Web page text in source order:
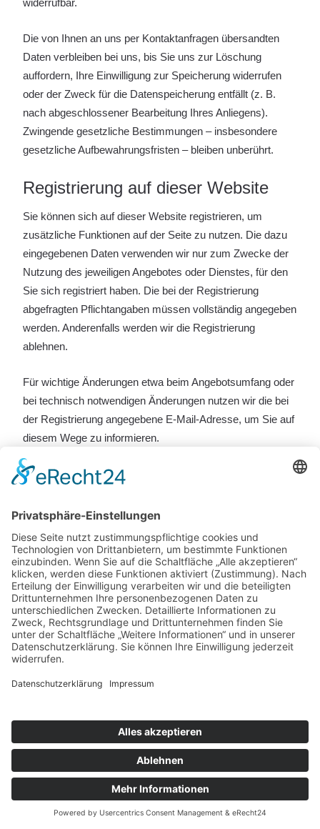
Die von Ihnen an uns per Kontaktanfragen übersandten
Daten verbleiben bei uns, bis Sie uns zur Löschung
auffordern, Ihre Einwilligung zur Speicherung widerrufen
oder der Zweck für die Datenspeicherung entfällt (z. B.
nach abgeschlossener Bearbeitung Ihres Anliegens).
Zwingende gesetzliche Bestimmungen – insbesondere
gesetzliche Aufbewahrungsfristen – bleiben unberührt.
Registrierung auf dieser Website
Sie können sich auf dieser Website registrieren, um
zusätzliche Funktionen auf der Seite zu nutzen. Die dazu
eingegebenen Daten verwenden wir nur zum Zwecke der
Nutzung des jeweiligen Angebotes oder Dienstes, für den
Sie sich registriert haben. Die bei der Registrierung
abgefragten Pflichtangaben müssen vollständig angegeben
werden. Anderenfalls werden wir die Registrierung
ablehnen.
Für wichtige Änderungen etwa beim Angebotsumfang oder
bei technisch notwendigen Änderungen nutzen wir die bei
der Registrierung angegebene E-Mail-Adresse, um Sie auf
diesem Wege zu informieren.
Die Verarbeitung der bei der Registrierung eingegebenen
Registrierung begründeten Nutzungsverhältnisses und ggf.
DSGVO).
Die bei der Registrierung erfassten Daten werden von uns
gespeichert, solange Sie auf dieser Website registriert sind
und werden anschließend gelöscht. Gesetzliche
Aufbewahrungsfristen bleiben unberührt.
5. Plugins und Tools
Wir nutzen hCaptcha (im Folgenden „hCaptcha“) auf dieser
Website. Anbieter ist die Intuition Machines, Inc., 2211
Selig Drive, Los Angeles, CA 90026, USA (im Folgenden